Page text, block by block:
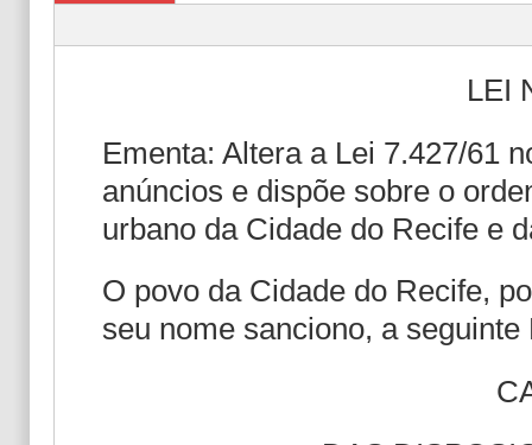
LEI
Ementa: Altera a Lei 7.427/61
anúncios e dispõe sobre o
urbano da Cidade do Recife e
O povo da Cidade do Recife,
seu nome sanciono, a seguinte